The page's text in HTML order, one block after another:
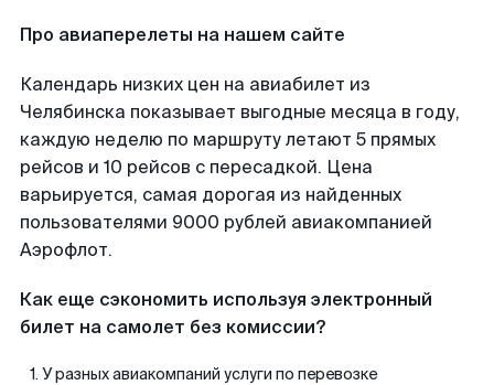
Про авиаперелеты на нашем сайте
Календарь низких цен на авиабилет из
Челябинска показывает выгодные месяца в году,
каждую неделю по маршруту летают 5 прямых
рейсов и 10 рейсов с пересадкой. Цена
варьируется, самая дорогая из найденных
пользователями 9000 рублей авиакомпанией
Аэрофлот.
Как еще сэкономить используя электронный
билет на самолет без комиссии?
У разных авиакомпаний услуги по перевозке